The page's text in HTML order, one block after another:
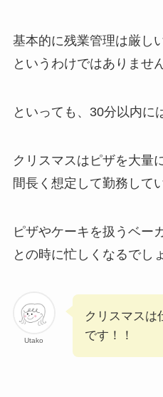
基本的に残業管理は厳し
というわけではありませ
といっても、30分以内に
クリスマスはピザを大量
間長く想定して勤務して
ピザやケーキを扱うベー
との時に忙しくなるでし
Utako
クリスマスは
です！！